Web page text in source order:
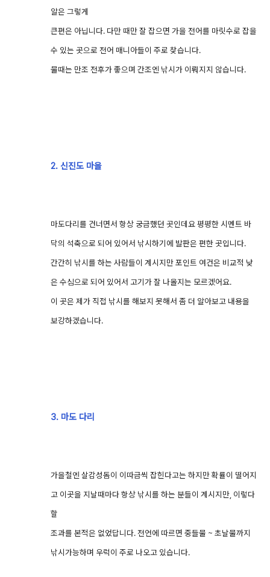
알은 그렇게
큰편은 아닙니다. 다만 때만 잘 잡으면 가을 전어를 마릿수로 잡을
수 있는 곳으로 전어 매니아들이 주로 찾습니다.
물때는 만조 전후가 좋으며 간조엔 낚시가 이뤄지지 않습니다.
2. 신진도 마을
마도다리를 건너면서 항상 궁금했던 곳인데요 평평한 시멘트 바
닥의 석축으로 되어 있어서 낚시하기에 발판은 편한 곳입니다.
간간히 낚시를 하는 사람들이 계시지만 포인트 여건은 비교적 낮
은 수심으로 되어 있어서 고기가 잘 나올지는 모르겠어요.
이 곳은 제가 직접 낚시를 해보지 못해서 좀 더 알아보고 내용을
보강하겠습니다.
3. 마도 다리
가을철엔 살감성돔이 이따금씩 잡힌다고는 하지만 확률이 떨어지
고 이곳을 지날때마다 항상 낚시를 하는 분들이 계시지만, 이렇다
할
조과를 본적은 없었답니다. 전언에 따르면 중들물 ~ 초날물까지
낚시가능하며 우럭이 주로 나오고 있습니다.